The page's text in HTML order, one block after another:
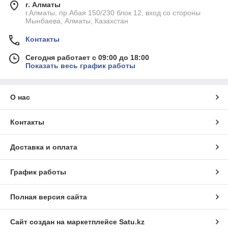
г. Алматы
г.Алматы, пр.Абая 150/230 блок 12, вход со стороны
Мынбаева, Алматы, Казахстан
Контакты
Сегодня работает с 09:00 до 18:00
Показать весь график работы
О нас
Контакты
Доставка и оплата
График работы
Полная версия сайта
Сайт создан на маркетплейсе Satu.kz